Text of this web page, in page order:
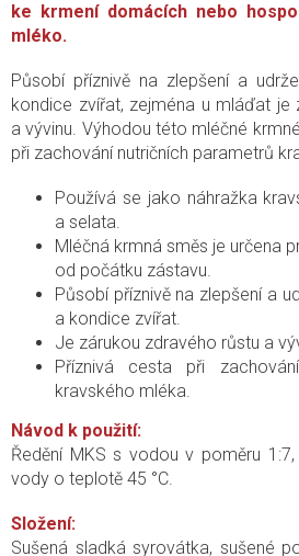
ke krmení domácích nebo
mléko.
Působí příznivě na zlepšení a
kondice zvířat, zejména u mláďat je
a vývinu. Výhodou této mléčné
při zachování nutričních parametrů
Používá se jako náhražka
a selata.
Mléčná krmná směs je určena
od počátku zástavu.
Působí příznivě na zlepšení a
a kondice zvířat.
Je zárukou zdravého růstu a
Příznivá cesta při
kravského mléka.
Návod k použití:
Ředění MKS s vodou v poměru
vody o teplotě 45 °C.
Složení:
Sušená sladká syrovátka, sušené